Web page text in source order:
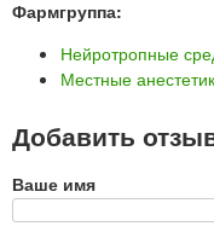
Фармгруппа:
Нейротропные
Местные
Добавить
Ваше имя